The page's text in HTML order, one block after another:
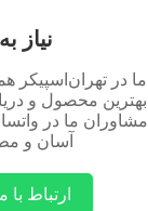
نیاز
ما در تهران‌اسپیکر
بهترین محصول و
مشاوران ما در
آسان و
ارتباط با